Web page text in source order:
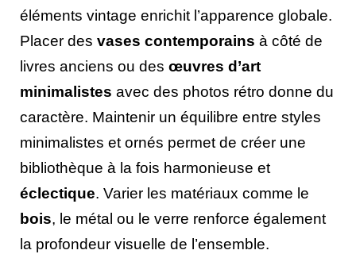
éléments vintage enrichit l’apparence globale.
Placer des vases contemporains à côté de
livres anciens ou des œuvres d’art
minimalistes avec des photos rétro donne du
caractère. Maintenir un équilibre entre styles
minimalistes et ornés permet de créer une
bibliothèque à la fois harmonieuse et
éclectique. Varier les matériaux comme le
bois, le métal ou le verre renforce également
la profondeur visuelle de l’ensemble.